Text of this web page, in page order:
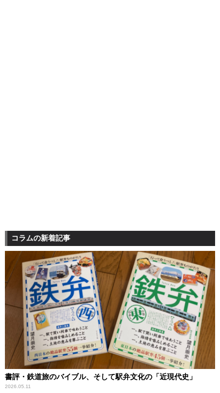
コラムの新着記事
書評・鉄道旅のバイブル、そして駅弁文化の「近現代史」
2026.05.11